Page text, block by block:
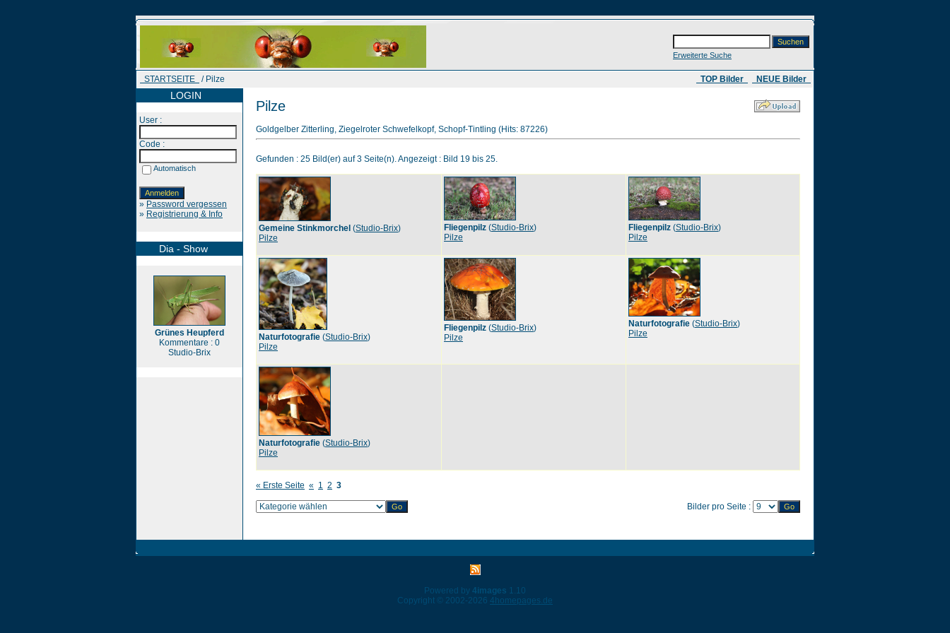
Erweiterte Suche
STARTSEITE / Pilze ​ TOP Bilder NEUE Bilder
LOGIN
User :
Code :
Automatisch
» Password vergessen
» Registrierung & Info
Dia - Show
Grünes Heupferd
Kommentare : 0
Studio-Brix
Pilze
Goldgelber Zitterling, Ziegelroter Schwefelkopf, Schopf-Tintling (Hits: 87226)
Gefunden : 25 Bild(er) auf 3 Seite(n). Angezeigt : Bild 19 bis 25.
Gemeine Stinkmorchel (Studio-Brix)
Pilze
Fliegenpilz (Studio-Brix)
Pilze
Fliegenpilz (Studio-Brix)
Pilze
Naturfotografie (Studio-Brix)
Pilze
Fliegenpilz (Studio-Brix)
Pilze
Naturfotografie (Studio-Brix)
Pilze
Naturfotografie (Studio-Brix)
Pilze
« Erste Seite « 1 2 3
Bilder pro Seite :
Powered by 4images 1.10
Copyright © 2002-2026 4homepages.de